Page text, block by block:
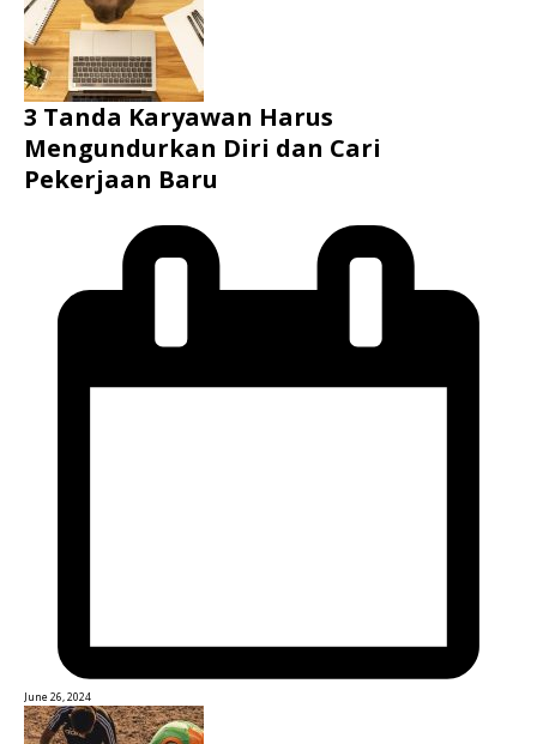
3 Tanda Karyawan Harus
Mengundurkan Diri dan Cari
Pekerjaan Baru
June 26, 2024